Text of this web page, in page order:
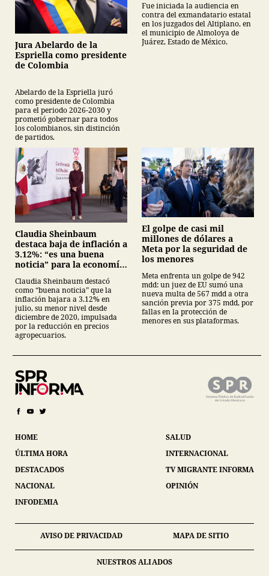
Jura Abelardo de la
Espriella como presidente
de Colombia
Abelardo de la Espriella juró
como presidente de Colombia
para el periodo 2026-2030 y
prometió gobernar para todos
los colombianos, sin distinción
de partidos.
Fue iniciada la audiencia en
contra del exmandatario estatal
en los juzgados del Altiplano, en
el municipio de Almoloya de
Juárez, Estado de México.
Claudia Sheinbaum
destaca baja de inflación a
3.12%: “es una buena
noticia” para la economía
Claudia Sheinbaum destacó
como “buena noticia” que la
inflación bajara a 3.12% en
julio, su menor nivel desde
diciembre de 2020, impulsada
por la reducción en precios
agropecuarios.
El golpe de casi mil
millones de dólares a
Meta por la seguridad de
los menores
Meta enfrenta un golpe de 942
mdd: un juez de EU sumó una
nueva multa de 567 mdd a otra
sanción previa por 375 mdd, por
fallas en la protección de
menores en sus plataformas.
HOME
ÚLTIMA HORA
DESTACADOS
NACIONAL
INFODEMIA
SALUD
INTERNACIONAL
TV MIGRANTE INFORMA
OPINIÓN
AVISO DE PRIVACIDAD MAPA DE SITIO
NUESTROS ALIADOS